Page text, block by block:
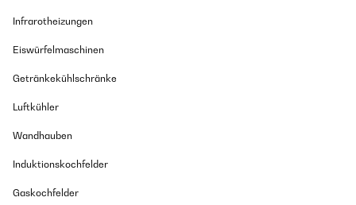
Infrarotheizungen
Eiswürfelmaschinen
Getränkekühlschränke
Luftkühler
Wandhauben
Induktionskochfelder
Gaskochfelder